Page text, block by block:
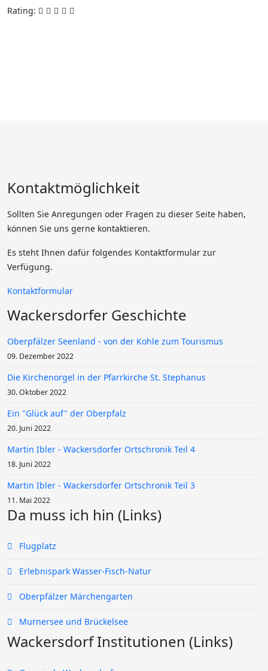
Rating:
Kontaktmöglichkeit
Sollten Sie Anregungen oder Fragen zu dieser Seite haben,
können Sie uns gerne kontaktieren.
Es steht Ihnen dafür folgendes Kontaktformular zur
Verfügung.
Kontaktformular
Wackersdorfer Geschichte
Oberpfälzer Seenland - von der Kohle zum Tourismus
09. Dezember 2022
Die Kirchenorgel in der Pfarrkirche St. Stephanus
30. Oktober 2022
Ein "Glück auf" der Oberpfalz
20. Juni 2022
Martin Ibler - Wackersdorfer Ortschronik Teil 4
18. Juni 2022
Martin Ibler - Wackersdorfer Ortschronik Teil 3
11. Mai 2022
Da muss ich hin (Links)
Flugplatz
Erlebnispark Wasser-Fisch-Natur
Oberpfälzer Märchengarten
Murnersee und Brückelsee
Wackersdorf Institutionen (Links)